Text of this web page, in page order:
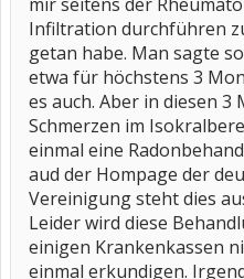
Infiltration durchführen
getan habe. Man sagte
etwa für höchstens 3
es auch. Aber in diesen 3
Schmerzen im
einmal eine
aud der Hompage der
Vereinigung steht dies
Leider wird diese
einigen Krankenkassen
einmal erkundigen.